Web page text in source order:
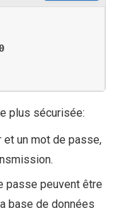
plus sécurisée:
et un mot de passe,
passe peuvent être
base de données